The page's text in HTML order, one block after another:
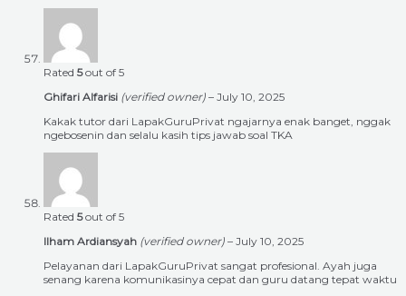
Rated 5out of 5
Ghifari Alfarisi (verified owner) – July 10, 2025
Kakak tutor dari LapakGuruPrivat ngajarnya enak banget, nggak
ngebosenin dan selalu kasih tips jawab soal TKA
Rated 5out of 5
Ilham Ardiansyah (verified owner) – July 10, 2025
Pelayanan dari LapakGuruPrivat sangat profesional. Ayah juga
senang karena komunikasinya cepat dan guru datang tepat waktu